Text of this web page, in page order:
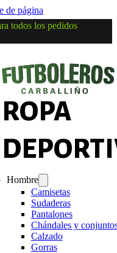
de página
todos los pedidos
ROPA
Hombre
Camisetas
Sudaderas
Pantalones
Chándales y
Calzado
Gorras